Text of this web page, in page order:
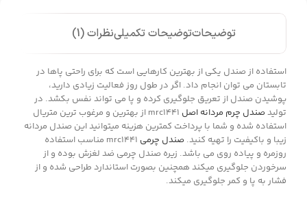
توضیحاتتوضیحات تکمیلینظرات (1)
استفاده از صندل یکی از بهترین کارهایی است که برای راحتی پاها در
تابستان می توان انجام داد. اگر در طول روز فعالیت زیادی دارید،
پوشیدن صندل از تعریق جلوگیری کرده و پا می تواند نفس بکشد. در
تولیدصندل چرم مردانه اصل
mrc1441 از بهترین و مرغوب ترین متریال
استفاده شده و شما با پرداخت کمترین هزینه میتوانید این صندل مردانه
زیبا و باکیفیت را تهیه کنید. صندل چرمی
mrc1441 مناسب استفاده
روزمره و پیاده روی می باشد. زیره صندل چرمی ضد لغزش بوده و از
سرخوردن جلوگیری میکند همچنین بصورت استاندارد طراحی شده و از
فشار به پا و کمر جلوگیری میکند.